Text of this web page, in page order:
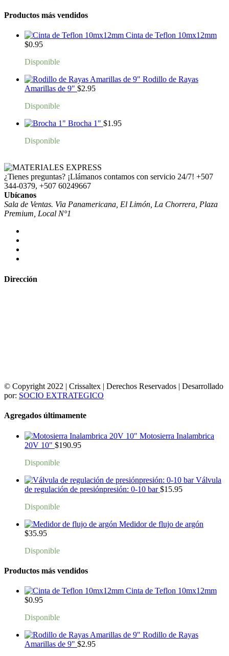
Productos más vendidos
Cinta de Teflon 10mx12mm
$0.95
Disponible
Rodillo de Rayas
Amarillas de 9" $2.95
Disponible
Brocha 1" $1.95
Disponible
¿Tienes preguntas? ¡Llámanos contamos con servicio 24/7! +507
344-0379, +507 60249667
Ubícanos
Sala de Ventas. Via Panamericana, El Limón, La Chorrera, Plaza
Premium, Local N°1
Dirección
© Copyright 2022 | Crissaltex | Derechos Reservados | Desarrollado
por: SOCIO EXTRATEGICO
Agregados últimamente
Motosierra Inalambrica
20V 10" $190.95
Disponible
Válvula
de regulación de presiónpresión: 0-10 bar $15.95
Disponible
Medidor de flujo de argón
$35.95
Disponible
Productos más vendidos
Cinta de Teflon 10mx12mm
$0.95
Disponible
Rodillo de Rayas
Amarillas de 9" $2.95